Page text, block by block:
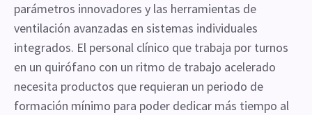
parámetros innovadores y las herramientas de
ventilación avanzadas en sistemas individuales
integrados. El personal clínico que trabaja por turnos
en un quirófano con un ritmo de trabajo acelerado
necesita productos que requieran un periodo de
formación mínimo para poder dedicar más tiempo al